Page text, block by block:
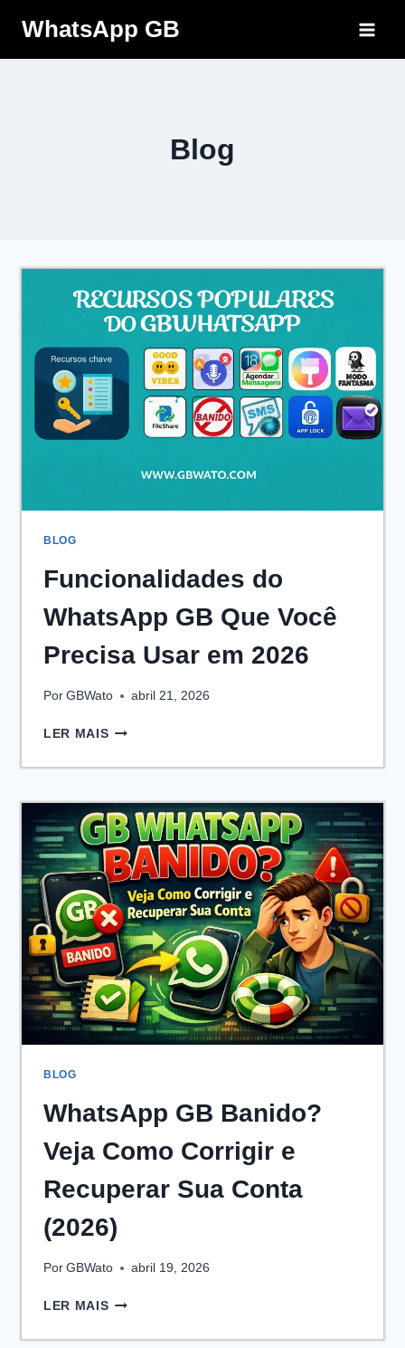
para
o
WhatsApp GB
Blog
BLOG
Funcionalidades do
WhatsApp GB Que Você
Precisa Usar em 2026
Por GBWato abril 21, 2026
LER MAISFUNCIONALIDADES
WHATSAPP
QUE
VOCÊ
PRECISA
USAR
EM
2026
BLOG
WhatsApp GB Banido?
Veja Como Corrigir e
Recuperar Sua Conta
(2026)
Por GBWato abril 19, 2026
LER MAISWHATSAPP
BANIDO?